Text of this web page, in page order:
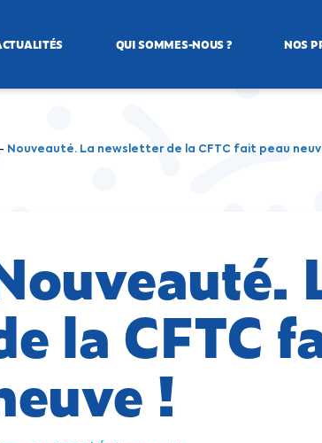
QUI SOMMES-NOUS ? NOS
- Nouveauté. La newsletter de la CFTC fait peau
la CFTC
!